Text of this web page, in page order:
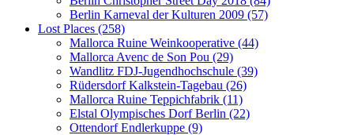
Berlin Karneval der Kulturen 2009 (57)
Lost Places (258)
Mallorca Ruine Weinkooperative (44)
Mallorca Avenc de Son Pou (29)
Wandlitz FDJ-Jugendhochschule (39)
Rüdersdorf Kalkstein-Tagebau (26)
Mallorca Ruine Teppichfabrik (11)
Elstal Olympisches Dorf Berlin (22)
Ottendorf Endlerkuppe (9)